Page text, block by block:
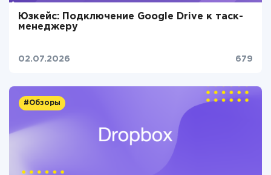
Юзкейс: Подключение Google Drive к таск-
менеджеру
02.07.2026 679
#Обзоры